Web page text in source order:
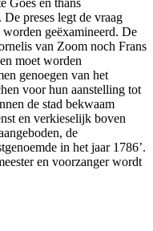
Goes en thans
preses legt de vraag
geëxamineerd. De
van Zoom noch Frans
moet worden
genoegen van het
voor hun aanstelling tot
de stad bekwaam
en verkieselijk boven
de
in het jaar 1786’.
en voorzanger wordt